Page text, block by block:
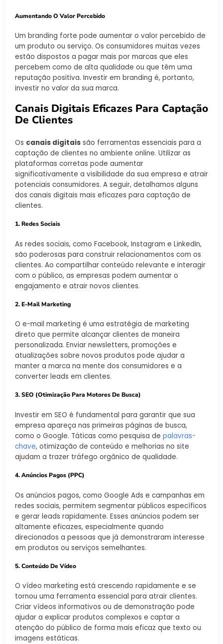
Aumentando O Valor Percebido
Um branding forte pode aumentar o valor percebido de
um produto ou serviço. Os consumidores muitas vezes
estão dispostos a pagar mais por marcas que eles
percebem como de alta qualidade ou que têm uma
reputação positiva. Investir em branding é, portanto,
investir no valor da sua marca.
Canais Digitais Eficazes Para Captação
De Clientes
Os canais digitais são ferramentas essenciais para a
captação de clientes no ambiente online. Utilizar as
plataformas corretas pode aumentar
significativamente a visibilidade da sua empresa e atrair
potenciais consumidores. A seguir, detalhamos alguns
dos canais digitais mais eficazes para captação de
clientes.
1. Redes Sociais
As redes sociais, como Facebook, Instagram e LinkedIn,
são poderosas para construir relacionamentos com os
clientes. Ao compartilhar conteúdo relevante e interagir
com o público, as empresas podem aumentar o
engajamento e atrair novos clientes.
2. E-Mail Marketing
O e-mail marketing é uma estratégia de marketing
direto que permite alcançar clientes de maneira
personalizada. Enviar newsletters, promoções e
atualizações sobre novos produtos pode ajudar a
manter a marca na mente dos consumidores e a
converter leads em clientes.
3. SEO (Otimização Para Motores De Busca)
Investir em SEO é fundamental para garantir que sua
empresa apareça nas primeiras páginas de busca,
como o Google. Táticas como pesquisa de palavras-
chave, otimização de conteúdo e melhorias no site
ajudam a trazer tráfego orgânico de qualidade.
4. Anúncios Pagos (PPC)
Os anúncios pagos, como Google Ads e campanhas em
redes sociais, permitem segmentar públicos específicos
e gerar leads rapidamente. Esses anúncios podem ser
altamente eficazes, especialmente quando
direcionados a pessoas que já demonstraram interesse
em produtos ou serviços semelhantes.
5. Conteúdo De Vídeo
O vídeo marketing está crescendo rapidamente e se
tornou uma ferramenta essencial para atrair clientes.
Criar vídeos informativos ou de demonstração pode
ajudar a explicar produtos complexos e captar a
atenção do público de forma mais eficaz que texto ou
imagens estáticas.